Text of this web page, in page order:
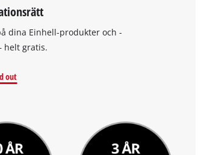
dina Einhell-produkter och -
helt gratis.
out